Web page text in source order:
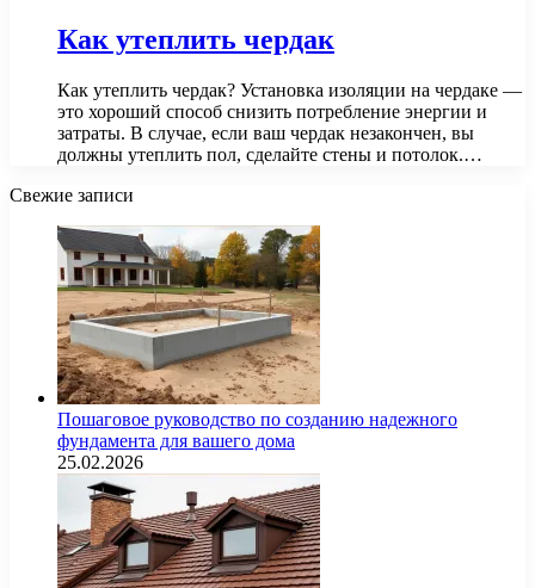
Как утеплить чердак
Как утеплить чердак? Установка изоляции на чердаке —
это хороший способ снизить потребление энергии и
затраты. В случае, если ваш чердак незакончен, вы
должны утеплить пол, сделайте стены и потолок.…
Свежие записи
Пошаговое руководство по созданию надежного
фундамента для вашего дома
25.02.2026